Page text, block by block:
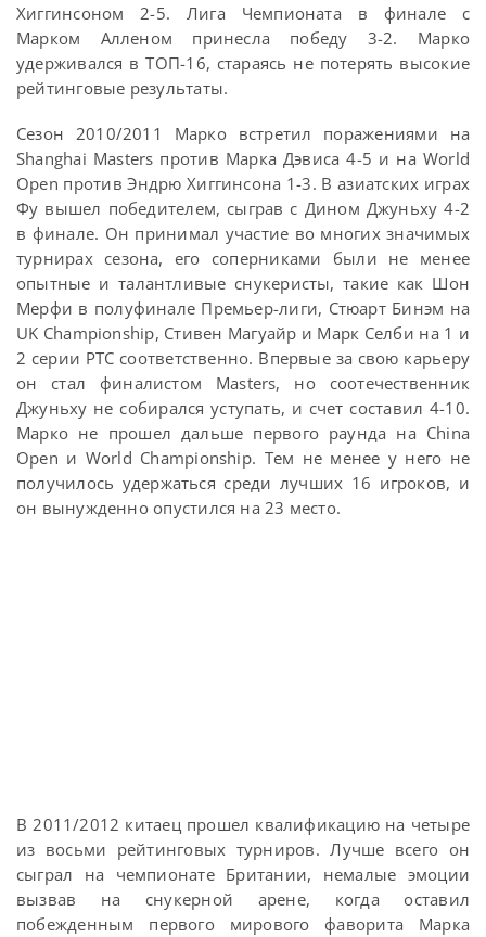
Хиггинсоном 2-5. Лига Чемпионата в финале с
Марком Алленом принесла победу 3-2. Марко
удерживался в ТОП-16, стараясь не потерять высокие
рейтинговые результаты.
Сезон 2010/2011 Марко встретил поражениями на
Shanghai Masters против Марка Дэвиса 4-5 и на World
Open против Эндрю Хиггинсона 1-3. В азиатских играх
Фу вышел победителем, сыграв с Дином Джуньху 4-2
в финале. Он принимал участие во многих значимых
турнирах сезона, его соперниками были не менее
опытные и талантливые снукеристы, такие как Шон
Мерфи в полуфинале Премьер-лиги, Стюарт Бинэм на
UK Championship, Стивен Магуайр и Марк Селби на 1 и
2 серии РТС соответственно. Впервые за свою карьеру
он стал финалистом Masters, но соотечественник
Джуньху не собирался уступать, и счет составил 4-10.
Марко не прошел дальше первого раунда на China
Open и World Championship. Тем не менее у него не
получилось удержаться среди лучших 16 игроков, и
он вынужденно опустился на 23 место.
В 2011/2012 китаец прошел квалификацию на четыре
из восьми рейтинговых турниров. Лучше всего он
сыграл на чемпионате Британии, немалые эмоции
вызвав на снукерной арене, когда оставил
побежденным первого мирового фаворита Марка